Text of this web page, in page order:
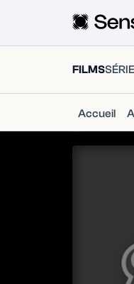
FILMS
Accueil